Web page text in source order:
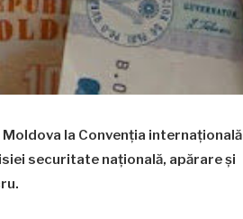
la Convenția internațională
securitate națională, apărare și